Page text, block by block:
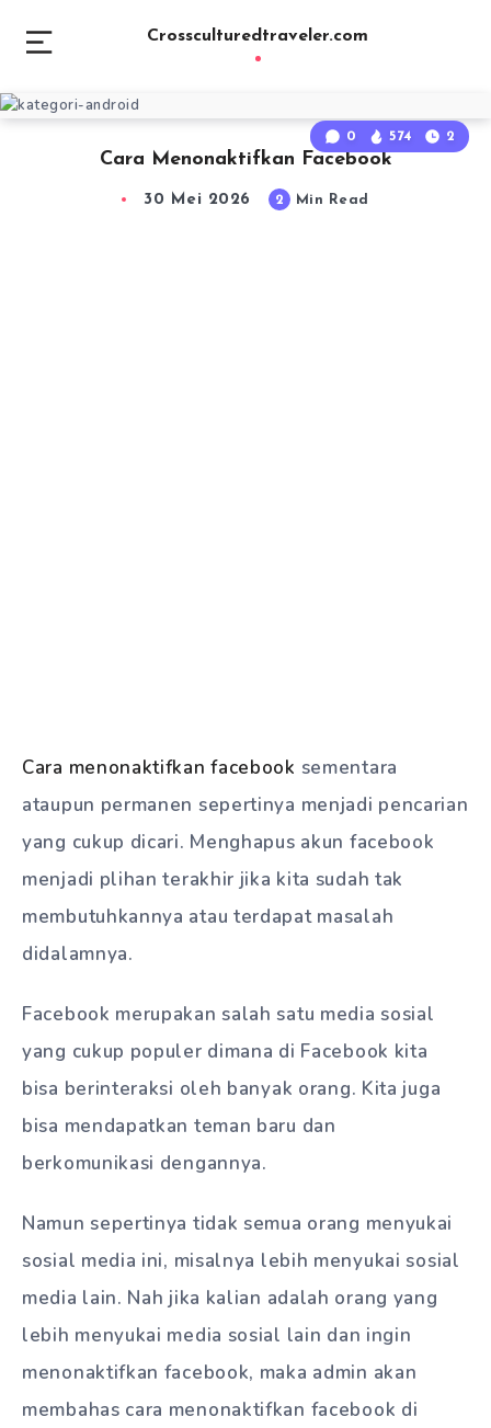
Crossculturedtraveler.com
Cara Menonaktifkan Facebook
0 574 2
30 Mei 2026 2 Min Read
Cara menonaktifkan facebook sementara
ataupun permanen sepertinya menjadi pencarian
yang cukup dicari. Menghapus akun facebook
menjadi plihan terakhir jika kita sudah tak
membutuhkannya atau terdapat masalah
didalamnya.
Facebook merupakan salah satu media sosial
yang cukup populer dimana di Facebook kita
bisa berinteraksi oleh banyak orang. Kita juga
bisa mendapatkan teman baru dan
berkomunikasi dengannya.
Namun sepertinya tidak semua orang menyukai
sosial media ini, misalnya lebih menyukai sosial
media lain. Nah jika kalian adalah orang yang
lebih menyukai media sosial lain dan ingin
menonaktifkan facebook, maka admin akan
membahas cara menonaktifkan facebook di